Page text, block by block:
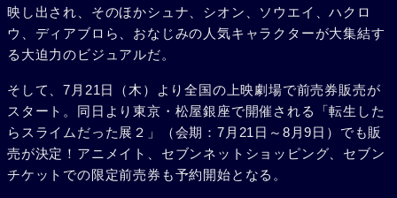
映し出され、そのほかシュナ、シオン、ソウエイ、ハクロ
ウ、ディアブロら、おなじみの人気キャラクターが大集結す
る大迫力のビジュアルだ。
そして、7月21日（木）より全国の上映劇場で前売券販売が
スタート。同日より東京・松屋銀座で開催される「転生した
らスライムだった展２」（会期：7月21日～8月9日）でも販
売が決定！アニメイト、セブンネットショッピング、セブン
チケットでの限定前売券も予約開始となる。